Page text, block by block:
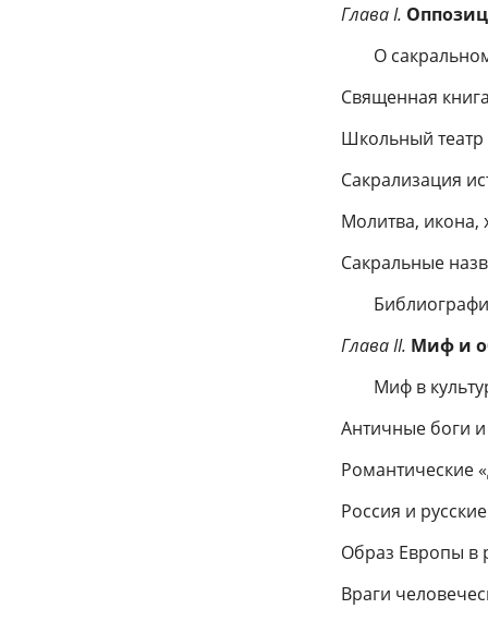
Глава I.
О
Священная
Школьный театр
Сакрализация
Молитва, икона,
Сакральные
Глава II. Миф и
Миф в
Античные боги
Романтические
Россия и
Образ Европы в
Враги